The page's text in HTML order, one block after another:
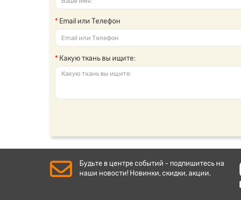
Email или Телефон
Какую ткань вы ищите:
Будьте в центре событий - подпишитесь на
наши новости! Новинки, скидки, акции.